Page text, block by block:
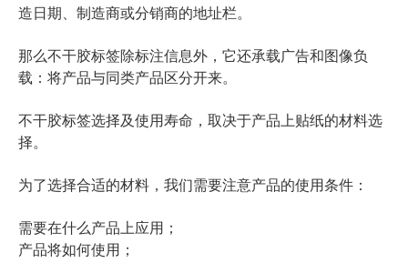
造日期、制造商或分销商的地址栏。
那么不干胶标签除标注信息外，它还承载广告和图像负
载：将产品与同类产品区分开来。
不干胶标签选择及使用寿命，取决于产品上贴纸的材料选
择。
为了选择合适的材料，我们需要注意产品的使用条件：
需要在什么产品上应用；
产品将如何使用；